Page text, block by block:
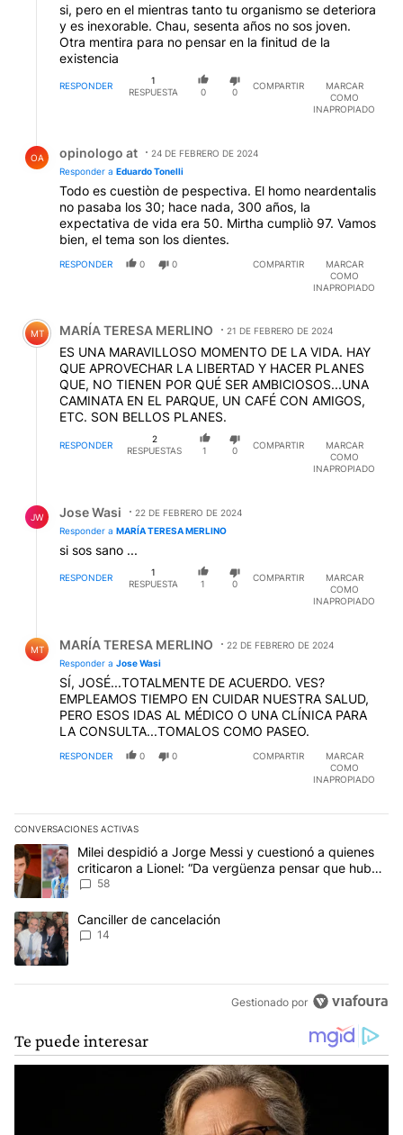
si, pero en el mientras tanto tu organismo se deteriora
y es inexorable. Chau, sesenta años no sos joven.
Otra mentira para no pensar en la finitud de la
existencia
RESPONDER
1
RESPUESTA
0 0
COMPARTIR
MARCAR
COMO
INAPROPIADO
OA opinologo at
24 DE FEBRERO DE 2024
Responder a Eduardo Tonelli
Todo es cuestiòn de pespectiva. El homo neardentalis
no pasaba los 30; hace nada, 300 años, la
expectativa de vida era 50. Mirtha cumpliò 97. Vamos
bien, el tema son los dientes.
RESPONDER 0 0 COMPARTIR
MARCAR
COMO
INAPROPIADO
Comentario de MARÍA TERESA MERLINO.
MT MARÍA TERESA MERLINO 21 DE FEBRERO DE 2024
ES UNA MARAVILLOSO MOMENTO DE LA VIDA. HAY
QUE APROVECHAR LA LIBERTAD Y HACER PLANES
QUE, NO TIENEN POR QUÉ SER AMBICIOSOS...UNA
CAMINATA EN EL PARQUE, UN CAFÉ CON AMIGOS,
ETC. SON BELLOS PLANES.
RESPONDER
2
RESPUESTAS
1 0
COMPARTIR
MARCAR
COMO
INAPROPIADO
JW Jose Wasi
22 DE FEBRERO DE 2024
Responder a MARÍA TERESA MERLINO
si sos sano ...
RESPONDER
1
RESPUESTA
1 0
COMPARTIR
MARCAR
COMO
INAPROPIADO
MT MARÍA TERESA MERLINO
22 DE FEBRERO DE 2024
Responder a Jose Wasi
SÍ, JOSÉ...TOTALMENTE DE ACUERDO. VES?
EMPLEAMOS TIEMPO EN CUIDAR NUESTRA SALUD,
PERO ESOS IDAS AL MÉDICO O UNA CLÍNICA PARA
LA CONSULTA...TOMALOS COMO PASEO.
RESPONDER 0 0 COMPARTIR
MARCAR
COMO
INAPROPIADO
CONVERSACIONES ACTIVAS
Este listado muestra los artículos con más comentarios en los
Un artículo de tendencia con el título "Milei despidió a Jorge
Milei despidió a Jorge Messi y cuestionó a quienes
criticaron a Lionel: “Da vergüenza pensar que hubo
anti-Messi”
58
Un artículo de tendencia con el título "Canciller de cancelación"
Canciller de cancelación
14
Gestionado por